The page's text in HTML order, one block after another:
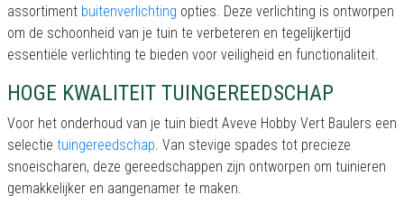
assortiment buitenverlichting opties. Deze verlichting is ontworpen
om de schoonheid van je tuin te verbeteren en tegelijkertijd
essentiële verlichting te bieden voor veiligheid en functionaliteit.
HOGE KWALITEIT TUINGEREEDSCHAP
Voor het onderhoud van je tuin biedt Aveve Hobby Vert Baulers een
selectie tuingereedschap. Van stevige spades tot precieze
snoeischaren, deze gereedschappen zijn ontworpen om tuinieren
gemakkelijker en aangenamer te maken.